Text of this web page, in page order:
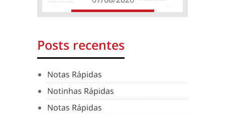
Posts recentes
Notas Rápidas
Notinhas Rápidas
Notas Rápidas